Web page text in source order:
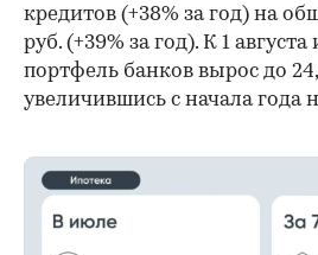
кредитов (+38% за год) на
руб. (+39% за год). К 1
портфель банков вырос до
увеличившись с начала года